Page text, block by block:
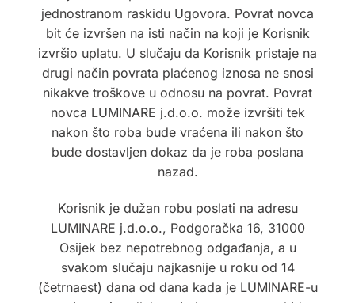
jednostranom raskidu Ugovora. Povrat novca
bit će izvršen na isti način na koji je Korisnik
izvršio uplatu. U slučaju da Korisnik pristaje na
drugi način povrata plaćenog iznosa ne snosi
nikakve troškove u odnosu na povrat. Povrat
novca LUMINARE j.d.o.o. može izvršiti tek
nakon što roba bude vraćena ili nakon što
bude dostavljen dokaz da je roba poslana
nazad.
Korisnik je dužan robu poslati na adresu
LUMINARE j.d.o.o., Podgoračka 16, 31000
Osijek bez nepotrebnog odgađanja, a u
svakom slučaju najkasnije u roku od 14
(četrnaest) dana od dana kada je LUMINARE-u